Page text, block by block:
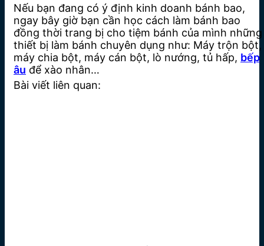
Nếu bạn đang có ý định kinh doanh bánh bao,
ngay bây giờ bạn cần học cách làm bánh bao
đồng thời trang bị cho tiệm bánh của mình những
thiết bị làm bánh chuyên dụng như: Máy trộn bột,
máy chia bột, máy cán bột, lò nướng, tủ hấp, bếp
âu để xào nhân…
Bài viết liên quan: